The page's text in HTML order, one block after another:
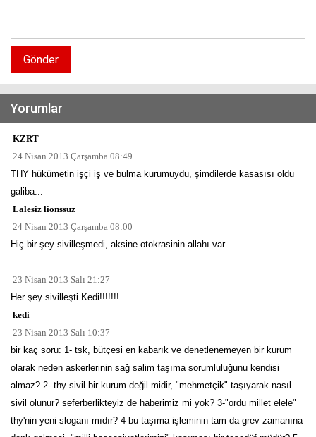
Gönder
Yorumlar
KZRT
24 Nisan 2013 Çarşamba 08:49
THY hükümetin işçi iş ve bulma kurumuydu, şimdilerde kasasısı oldu
galiba...
Lalesiz lionssuz
24 Nisan 2013 Çarşamba 08:00
Hiç bir şey sivilleşmedi, aksine otokrasinin allahı var.
23 Nisan 2013 Salı 21:27
Her şey sivilleşti Kedi!!!!!!!
kedi
23 Nisan 2013 Salı 10:37
bir kaç soru: 1- tsk, bütçesi en kabarık ve denetlenemeyen bir kurum
olarak neden askerlerinin sağ salim taşıma sorumluluğunu kendisi
almaz? 2- thy sivil bir kurum değil midir, "mehmetçik" taşıyarak nasıl
sivil olunur? seferberlikteyiz de haberimiz mi yok? 3-"ordu millet elele"
thy'nin yeni sloganı mıdır? 4-bu taşıma işleminin tam da grev zamanına